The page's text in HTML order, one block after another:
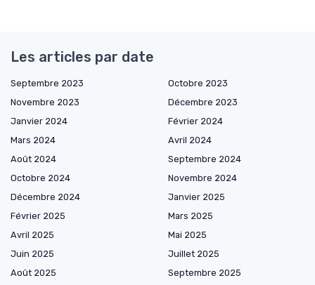
Les articles par date
Septembre 2023
Octobre 2023
Novembre 2023
Décembre 2023
Janvier 2024
Février 2024
Mars 2024
Avril 2024
Août 2024
Septembre 2024
Octobre 2024
Novembre 2024
Décembre 2024
Janvier 2025
Février 2025
Mars 2025
Avril 2025
Mai 2025
Juin 2025
Juillet 2025
Août 2025
Septembre 2025